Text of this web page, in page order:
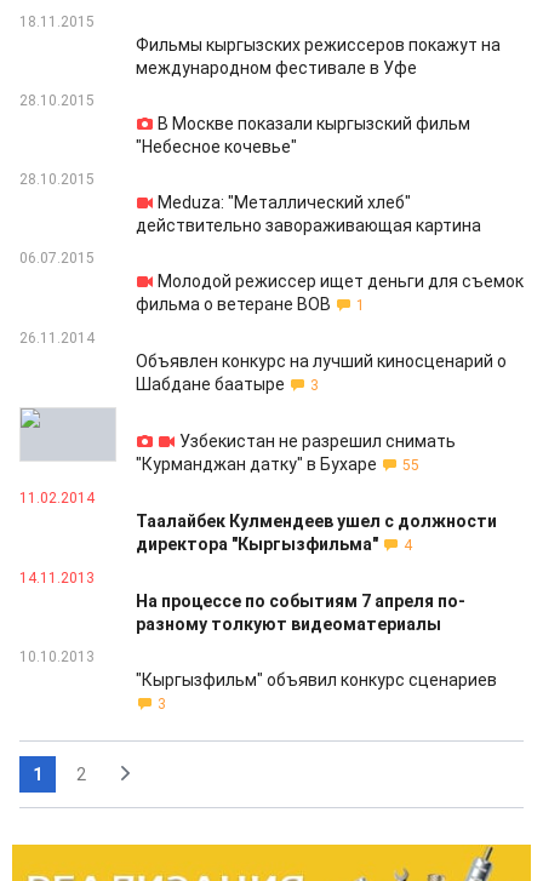
18.11.2015
Фильмы кыргызских режиссеров покажут на
международном фестивале в Уфе
28.10.2015
В Москве показали кыргызский фильм
"Небесное кочевье"
28.10.2015
Meduza: "Металлический хлеб"
действительно завораживающая картина
06.07.2015
Молодой режиссер ищет деньги для съемок
фильма о ветеране ВОВ
1
26.11.2014
Объявлен конкурс на лучший киносценарий о
Шабдане баатыре
3
03.06.2014
Узбекистан не разрешил снимать
"Курманджан датку" в Бухаре
55
11.02.2014
Таалайбек Кулмендеев ушел с должности
директора "Кыргызфильма"
4
14.11.2013
На процессе по событиям 7 апреля по-
разному толкуют видеоматериалы
10.10.2013
"Кыргызфильм" объявил конкурс сценариев
3
1 2